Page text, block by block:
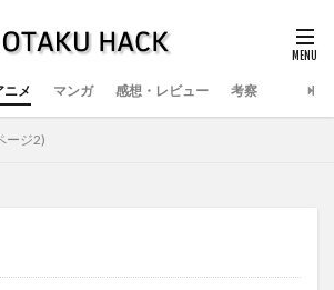
ニメ マンガ 感想・レビュー 考察
ージ2)